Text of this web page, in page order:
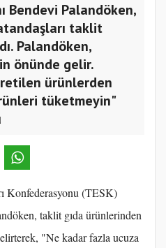
Bendevi Palandöken,
taklit
Palandöken,
önünde gelir.
ürünlerden
tüketmeyin"
Konfederasyonu (TESK)
taklit gıda ürünlerinden
"Ne kadar fazla ucuza